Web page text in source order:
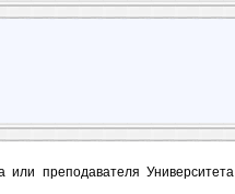
или преподавателя Университета